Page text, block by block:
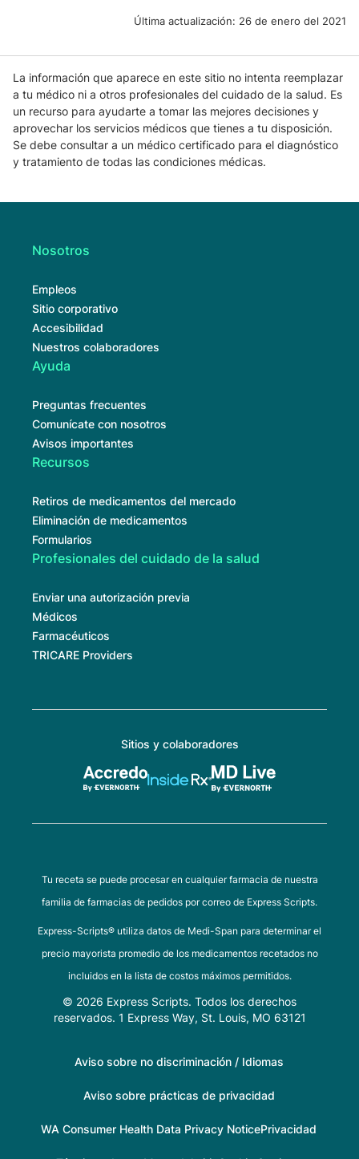
Última actualización: 26 de enero del 2021
La información que aparece en este sitio no intenta reemplazar
a tu médico ni a otros profesionales del cuidado de la salud. Es
un recurso para ayudarte a tomar las mejores decisiones y
aprovechar los servicios médicos que tienes a tu disposición.
Se debe consultar a un médico certificado para el diagnóstico
y tratamiento de todas las condiciones médicas.
Nosotros
Empleos
Sitio corporativo
Accesibilidad
Nuestros colaboradores
Ayuda
Preguntas frecuentes
Comunícate con nosotros
Avisos importantes
Recursos
Retiros de medicamentos del mercado
Eliminación de medicamentos
Formularios
Profesionales del cuidado de la salud
Enviar una autorización previa
Médicos
Farmacéuticos
TRICARE Providers
Sitios y colaboradores
Tu receta se puede procesar en cualquier farmacia de nuestra
familia de farmacias de pedidos por correo de Express Scripts.
Express-Scripts® utiliza datos de Medi-Span para determinar el
precio mayorista promedio de los medicamentos recetados no
incluidos en la lista de costos máximos permitidos.
© 2026 Express Scripts. Todos los derechos
reservados. 1 Express Way, St. Louis, MO 63121
Aviso sobre no discriminación / Idiomas
Aviso sobre prácticas de privacidad
WA Consumer Health Data Privacy NoticePrivacidad